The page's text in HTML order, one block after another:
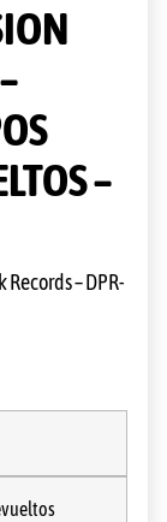
–
Records ‎– DPR-